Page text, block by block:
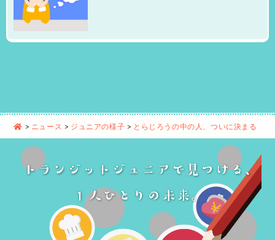
> ニュース > ジュニアの様子 > とらじろうの中の人、ついに決まる